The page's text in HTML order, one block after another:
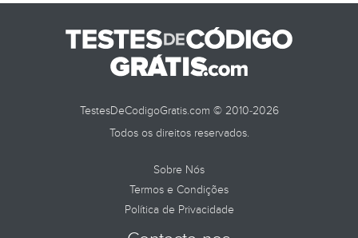
TestesDeCodigoGratis.com © 2010-2026
Todos os direitos reservados.
Sobre Nós
Termos e Condições
Política de Privacidade